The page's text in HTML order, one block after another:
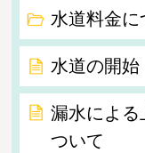
水道料金に
水道の開始
漏水による
ついて